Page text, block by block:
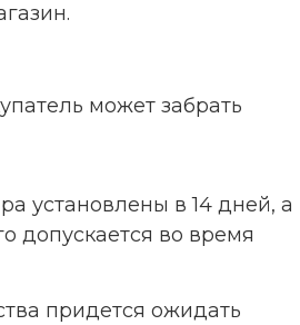
может забрать
установлены в 14 дней, а
допускается во время
придется ожидать